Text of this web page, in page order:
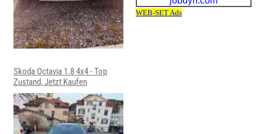
Skoda Octavia 1.8 4x4 - Top
Zustand, Jetzt Kaufen